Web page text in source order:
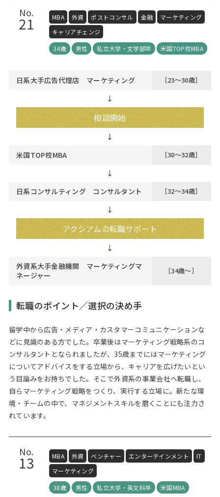
No.
21 MBA 外資 ポストコンサル 金融
マーケティング
キャリアチェンジ
34歳
男性 私立大学・文学部卒 米国TOP校MBA
日系大手広告代理店 マーケティング ［23～30歳］
↓
相談開始
米国TOP校MBA ［30～32歳］
↓
日系コンサルティング コンサルタント
［32～34歳］
↓
アクシアムの転職サポート
外資系大手金融機関 マーケティングマ
ネージャー
［34歳～］
転職のポイント／選択の決め手
留学中から広告・メディア・カスタマーコミュニケーションな
どに見識のある方でした。卒業後はマーケティング戦略系のコ
ンサルタントとなられましたが、35歳までにはマーケティング
についてアドバイスをする立場から、キャリアを広げたいとい
う目論みをお持ちでした。そこで外資系の事業会社へ転職し、
自らマーケティング戦略をつくり、実行する立場に。新たな環
境・チームの中で、マネジメントスキルを磨くことにも注力さ
れています。
No.
13 MBA 外資 ベンチャー エンターテインメント
IT
マーケティング
38歳
男性 私立大学・英文科卒 米国MBA